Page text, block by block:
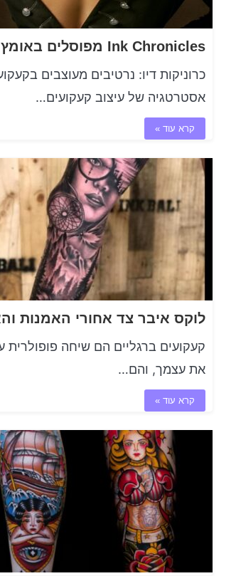
אסטרטגיה של עיצוב קעקועים…
קרא עוד »
קעקועים ברגליים הם שיחה
את עצמך, והם…
קרא עוד »